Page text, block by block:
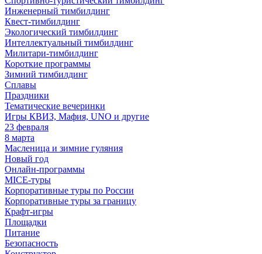
Инженерный тимбилдинг
Квест-тимбилдинг
Экологический тимбилдинг
Интеллектуальный тимбилдинг
Милитари-тимбилдинг
Короткие программы
Зимний тимбилдинг
Сплавы
Праздники
Тематические вечеринки
Игры КВИЗ, Мафия, UNO и другие
23 февраля
8 марта
Масленица и зимние гуляния
Новый год
Онлайн-программы
MICE‑туры
Корпоративные туры по России
Корпоративные туры за границу
Крафт-игры
Площадки
Питание
Безопасность